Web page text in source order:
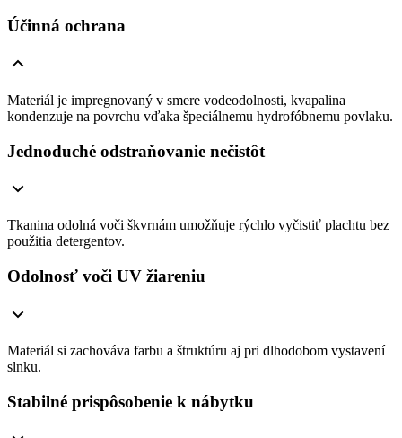
Účinná ochrana
Materiál je impregnovaný v smere vodeodolnosti, kvapalina
kondenzuje na povrchu vďaka špeciálnemu hydrofóbnemu povlaku.
Jednoduché odstraňovanie nečistôt
Tkanina odolná voči škvrnám umožňuje rýchlo vyčistiť plachtu bez
použitia detergentov.
Odolnosť voči UV žiareniu
Materiál si zachováva farbu a štruktúru aj pri dlhodobom vystavení
slnku.
Stabilné prispôsobenie k nábytku